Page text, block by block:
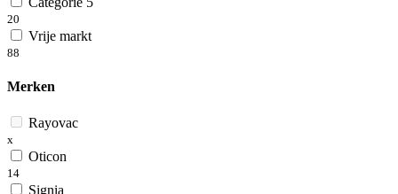
20
Vrije markt
88
Merken
Rayovac
x
Oticon
14
Signia